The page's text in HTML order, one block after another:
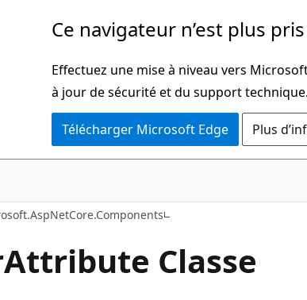
Ce navigateur n’est plus
Effectuez une mise à niveau vers
à jour de sécurité et du support technique.
Télécharger Microsoft Edge Plus
Attribute Classe